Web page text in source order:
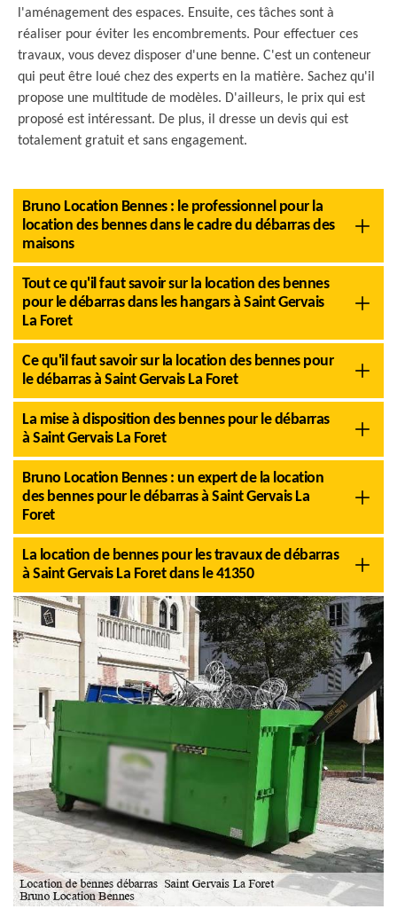
l'aménagement des espaces. Ensuite, ces tâches sont à
réaliser pour éviter les encombrements. Pour effectuer ces
travaux, vous devez disposer d'une benne. C'est un conteneur
qui peut être loué chez des experts en la matière. Sachez qu'il
propose une multitude de modèles. D'ailleurs, le prix qui est
proposé est intéressant. De plus, il dresse un devis qui est
totalement gratuit et sans engagement.
Bruno Location Bennes : le professionnel pour la
location des bennes dans le cadre du débarras des
maisons
Tout ce qu'il faut savoir sur la location des bennes
pour le débarras dans les hangars à Saint Gervais
La Foret
Ce qu'il faut savoir sur la location des bennes pour
le débarras à Saint Gervais La Foret
La mise à disposition des bennes pour le débarras
à Saint Gervais La Foret
Bruno Location Bennes : un expert de la location
des bennes pour le débarras à Saint Gervais La
Foret
La location de bennes pour les travaux de débarras
à Saint Gervais La Foret dans le 41350